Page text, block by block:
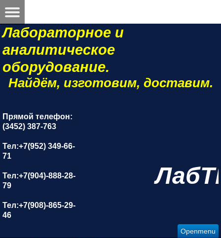
Лабораторное и
аналитическое
оборудование.
Найдём, изготовим, доставим.
Прямой телефон:
(3452) 387-763
Тел:+7(952) 349-66-
71
Тел:+7(904)-888-28-
79
Тел:+7(908)-865-29-
46
Openmenu